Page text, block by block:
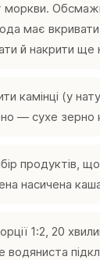
моркви.
має
й накрити ще
камінці (у
— сухе зерно
продуктів,
насичена
1:2, 20